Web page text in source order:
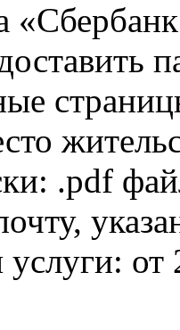
.pdf
от